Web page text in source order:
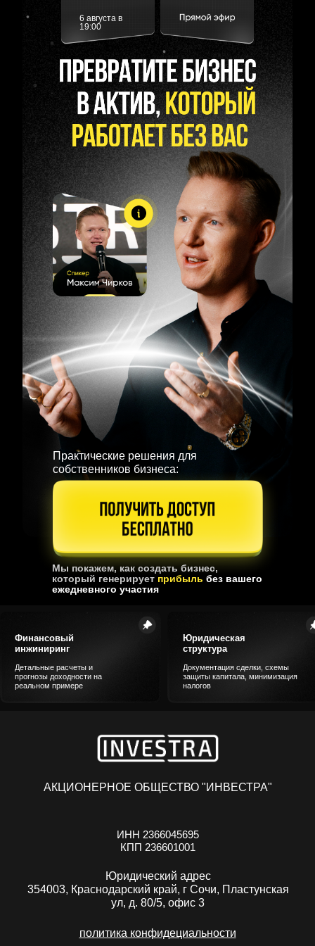
За 4 недели увидите
Как вывести убыточный
бизнес в прибыль с
системным подходом
За 30 дней
Как подготовить
с мультипликатором
Практические решения для
собственников бизнеса:
Мы покажем, как создать бизнес,
который генерирует прибыль без вашего
ежедневного участия
6 августа в
19:00
Финансовый
инжиниринг
Детальные расчеты и
прогнозы доходности на
реальном примере
Юридическая
структура
Документация сделки, схемы
защиты капитала, минимизация
налогов
АКЦИОНЕРНОЕ ОБЩЕСТВО "ИНВЕСТРА"
ИНН 2366045695
КПП 236601001
политика конфидециальности
Юридический адрес
354003, Краснодарский край, г Сочи, Пластунская
ул, д. 80/5, офис 3